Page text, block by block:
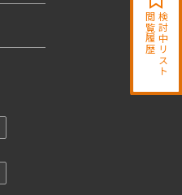
検討中リスト
閲覧履歴